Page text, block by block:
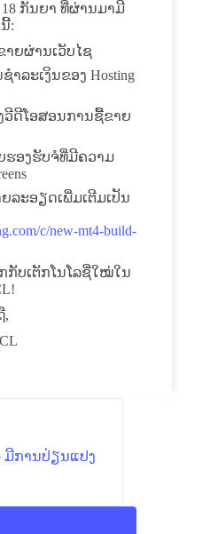
ກັນຍາ ທີ່ຜ່ານມາມີ
:
ຍຜ່ານເວັບໄຊ
າລະເງິນຂອງ Hosting
ວີດີໂອສອນການຊື້ຂາຍ
ຮອງຮັບຈໍທີ່ມີຄວາມ
ລະອຽດເພີ່ມເຕີມເປັນ
c/new-mt4-build-
ບເຕັກໂນໂລຊີ່ໃໝ່ໃນ
,
ມີການປ່ຽນແປງ